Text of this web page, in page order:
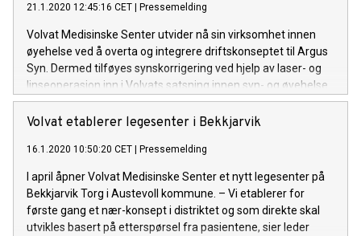
21.1.2020 12:45:16 CET | Pressemelding
Volvat Medisinske Senter utvider nå sin virksomhet innen
øyehelse ved å overta og integrere driftskonseptet til Argus
Syn. Dermed tilføyes synskorrigering ved hjelp av laser- og
linseoperasjon inn i Volvats satsning innen syn- og øyehelse.
Volvat etablerer legesenter i Bekkjarvik
16.1.2020 10:50:20 CET | Pressemelding
I april åpner Volvat Medisinske Senter et nytt legesenter på
Bekkjarvik Torg i Austevoll kommune. – Vi etablerer for
første gang et nær-konsept i distriktet og som direkte skal
utvikles basert på etterspørsel fra pasientene, sier leder